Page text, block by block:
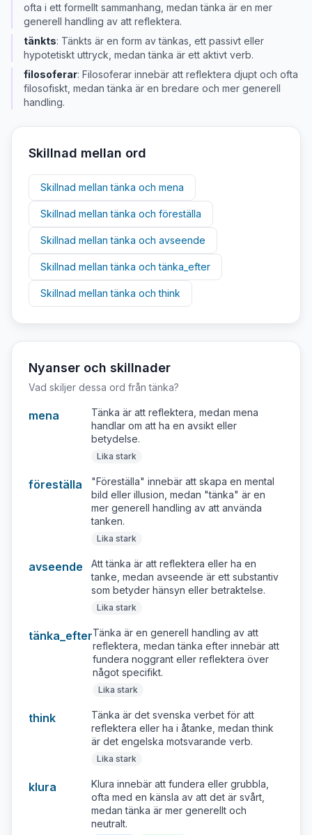
ofta i ett formellt sammanhang, medan tänka är en mer
generell handling av att reflektera.
tänkts: Tänkts är en form av tänkas, ett passivt eller
hypotetiskt uttryck, medan tänka är ett aktivt verb.
filosoferar: Filosoferar innebär att reflektera djupt och ofta
filosofiskt, medan tänka är en bredare och mer generell
handling.
Skillnad mellan ord
Skillnad mellantänka och mena
Skillnad mellantänka och föreställa
Skillnad mellantänka och avseende
Skillnad mellantänka ochtänka_efter
Skillnad mellantänka ochthink
Nyanser och skillnader
Vad skiljer dessa ord fråntänka?
mena
Tänka är att reflektera, medan mena
handlar om att ha en avsikt eller
betydelse.
Lika stark
föreställa
"Föreställa" innebär att skapa en mental
bild eller illusion, medan "tänka" är en
mer generell handling av att använda
tanken.
Lika stark
avseende
Att tänka är att reflektera eller ha en
tanke, medan avseende är ett substantiv
som betyder hänsyn eller betraktelse.
Lika stark
tänka_efterTänka är en generell handling av att
reflektera, medan tänka efter innebär att
fundera noggrant eller reflektera över
något specifikt.
Lika stark
think
Tänka är det svenska verbet för att
reflektera eller ha i åtanke, medan think
är det engelska motsvarande verb.
Lika stark
klura
Klura innebär att fundera eller grubbla,
ofta med en känsla av att det är svårt,
medan tänka är mer generellt och
neutralt.